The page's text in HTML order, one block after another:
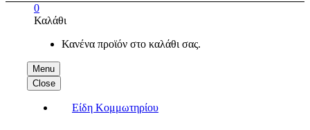
Menu
Close
Είδη Κομμωτηρίου
0
Καλάθι
Κανένα προϊόν στο καλάθι σας.